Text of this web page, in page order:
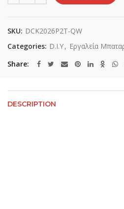
SKU: DCK2026P2T-QW
Categories: D.I.Y, Εργαλεία
Share
DESCRIPTION